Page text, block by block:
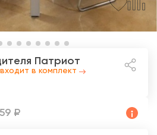
Патриот
входит в комплект
₽